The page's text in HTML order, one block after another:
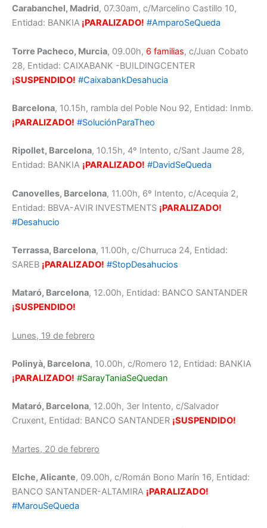
Carabanchel, Madrid, 07.30am, c/Marcelino Castillo 10,
Entidad: BANKIA ¡PARALIZADO! #AmparoSeQueda
Torre Pacheco, Murcia, 09.00h, 6 familias, c/Juan Cobato
28, Entidad: CAIXABANK -BUILDINGCENTER
¡SUSPENDIDO! #CaixabankDesahucia
Barcelona, 10.15h, rambla del Poble Nou 92, Entidad: Inmb.
¡PARALIZADO! #SoluciónParaTheo
Ripollet, Barcelona, 10.15h, 4º Intento, c/Sant Jaume 28,
Entidad: BANKIA ¡PARALIZADO! #DavidSeQueda
Canovelles, Barcelona, 11.00h, 6º Intento, c/Acequia 2,
Entidad: BBVA-AVIR INVESTMENTS ¡PARALIZADO!
#Desahucio
Terrassa, Barcelona, 11.00h, c/Churruca 24, Entidad:
SAREB ¡PARALIZADO! #StopDesahucios
Mataró, Barcelona, 12.00h, Entidad: BANCO SANTANDER
¡SUSPENDIDO!
Lunes, 19 de febrero
Polinyà, Barcelona, 10.00h, c/Romero 12, Entidad: BANKIA
¡PARALIZADO! #SarayTaniaSeQuedan
Mataró, Barcelona, 12.00h, 3er Intento, c/Salvador
Cruxent, Entidad: BANCO SANTANDER ¡SUSPENDIDO!
Martes, 20 de febrero
Elche, Alicante, 09.00h, c/Román Bono Marín 16, Entidad:
BANCO SANTANDER-ALTAMIRA ¡PARALIZADO!
#MarouSeQueda